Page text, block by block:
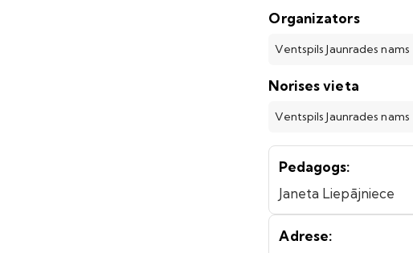
Organizators
Ventspils Jaunrades nams
Norises vieta
Ventspils Jaunrades nams
Pedagogs:
Janeta Liepājniece
Adrese: